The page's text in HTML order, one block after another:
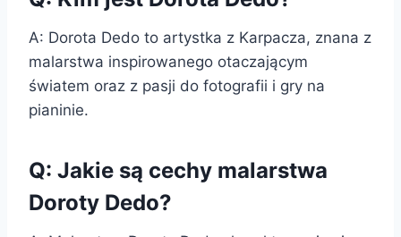
A: Dorota Dedo to artystka z Karpacza, znana z
malarstwa inspirowanego otaczającym
światem oraz z pasji do fotografii i gry na
pianinie.
Q: Jakie są cechy malarstwa
Doroty Dedo?